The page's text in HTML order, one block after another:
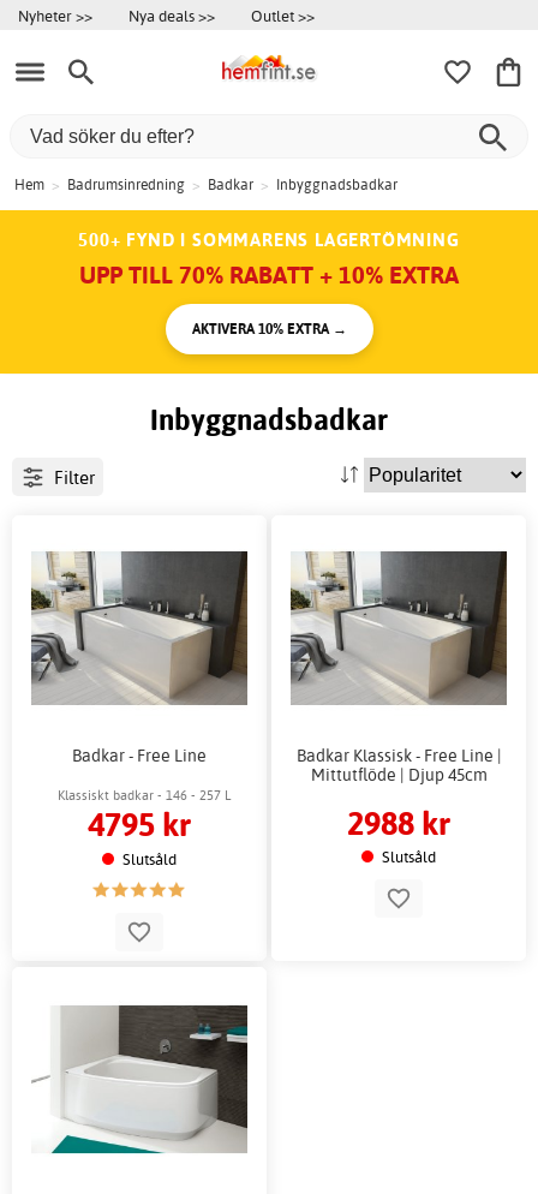
Nyheter >> Nya deals >> Outlet >>
Hem > Badrumsinredning > Badkar > Inbyggnadsbadkar
500+ FYND I SOMMARENS LAGERTÖMNING
UPP TILL 70% RABATT + 10% EXTRA
AKTIVERA 10% EXTRA →
Inbyggnadsbadkar
Filter
Badkar - Free Line
Klassiskt badkar - 146 - 257 L
4795 kr
Slutsåld
Badkar Klassisk - Free Line |
Mittutflöde | Djup 45cm
2988 kr
Slutsåld